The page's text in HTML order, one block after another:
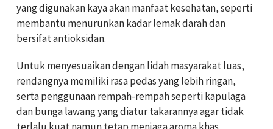
yang digunakan kaya akan manfaat kesehatan, seperti
membantu menurunkan kadar lemak darah dan
bersifat antioksidan.
Untuk menyesuaikan dengan lidah masyarakat luas,
rendangnya memiliki rasa pedas yang lebih ringan,
serta penggunaan rempah-rempah seperti kapulaga
dan bunga lawang yang diatur takarannya agar tidak